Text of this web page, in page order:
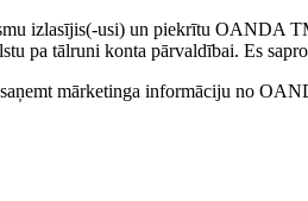
izlasījis(-usi) un piekrītu OANDA
pa tālruni konta pārvaldībai. Es
mārketinga informāciju no